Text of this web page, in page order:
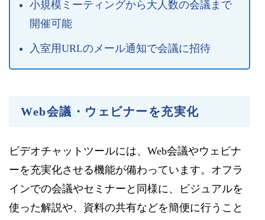
小規模ミーティングから大人数の会議まで
開催可能
入室用URLのメール通知で会議に招待
Web会議・ウェビナーを充実化
ビデオチャットツールには、Web会議やウェビナ
ーを充実化させる機能が備わっています。オフラ
インでの会議やセミナーと同様に、ビジュアルを
使った解説や、資料の共有などを簡便に行うこと